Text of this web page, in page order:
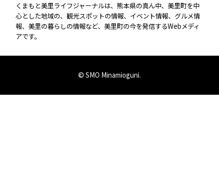
くまもと美里ライフジャーナルは、熊本県の真ん中、美里町を中
心とした地域の、観光スポットの情報、イベント情報、グルメ情
報、美里の暮らしの情報など、美里町の今を発信するWebメディ
アです。
© SMO Minamioguni.